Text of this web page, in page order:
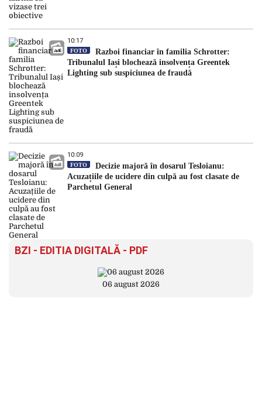
10:17
FOTO
Razboi financiar în familia Schrotter:
Tribunalul Iași blochează insolvența Greentek
Lighting sub suspiciunea de fraudă
10:09
FOTO
Decizie majoră în dosarul Tesloianu:
Acuzațiile de ucidere din culpă au fost clasate de
Parchetul General
BZI - EDITIA DIGITALĂ - PDF
06 august 2026